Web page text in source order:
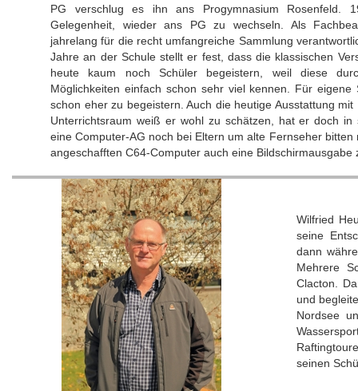
PG verschlug es ihn ans Progymnasium Rosenfeld.
Gelegenheit, wieder ans PG zu wechseln. Als
jahrelang für die recht umfangreiche Sammlung
Jahre an der Schule stellt er fest, dass die klassischen
heute kaum noch Schüler begeistern, weil diese
Möglichkeiten einfach schon sehr viel kennen. Für eigene
schon eher zu begeistern. Auch die heutige Ausstattung
Unterrichtsraum weiß er wohl zu schätzen, hat er doch
eine Computer-AG noch bei Eltern um alte Fernseher
angeschafften C64-Computer auch eine Bildschirmausgabe
Wilfried
seine
dann
Mehrere
Clacton.
und
Nordsee
seinen